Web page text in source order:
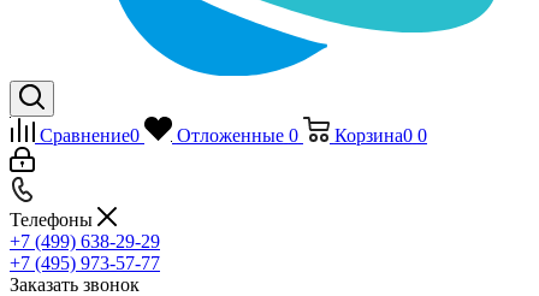
Сравнение0 Отложенные 0 Корзина0 0
Телефоны
+7 (499) 638-29-29
+7 (495) 973-57-77
Заказать звонок